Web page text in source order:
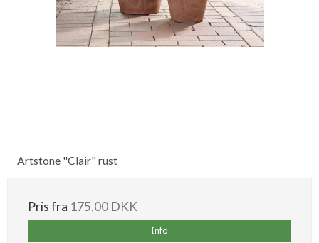
Artstone "Clair" rust
Pris fra 175,00 DKK
Info